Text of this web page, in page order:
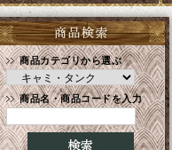
商品カテゴリから選ぶ
商品名・商品コードを入力